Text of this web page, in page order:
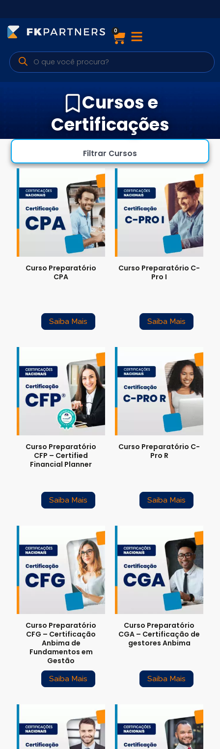
Cursos
Preparatórios Nacionais
Finanças & Edu. Continuada
Por atuação
Sobre nós
Para empresas
MINHA CONTA
0
Cursos e
Certificações
Filtrar Cursos
Curso Preparatório
CPA
Saiba Mais
Curso Preparatório C-
Pro I
Saiba Mais
Curso Preparatório
CFP – Certified
Financial Planner
Saiba Mais
Curso Preparatório C-
Pro R
Saiba Mais
Curso Preparatório
CFG – Certificação
Anbima de
Fundamentos em
Gestão
Saiba Mais
Curso Preparatório
CGA – Certificação de
gestores Anbima
Saiba Mais